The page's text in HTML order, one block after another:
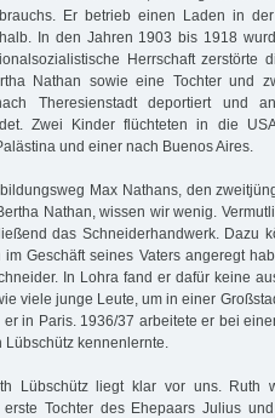
Er betrieb einen Laden in
In den Jahren 1903 bis 1918
Herrschaft zerstörte
Nathan sowie eine Tochter und
Theresienstadt deportiert und
Zwei Kinder flüchteten in die
und einer nach Buenos Aires.
Max Nathans, den
Nathan, wissen wir wenig.
das Schneiderhandwerk. Dazu
Geschäft seines Vaters angeregt
In Lohra fand er dafür keine
viele junge Leute, um in einer
in Paris. 1936/37 arbeitete er bei
kennenlernte.
Lübschütz liegt klar vor uns. Ruth
Tochter des Ehepaars Julius